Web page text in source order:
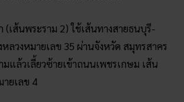
ง ใช้เส้นทางสายเพชรเกษม ทางหลวง
ผ่านพุทธมณฑล นครปฐม ราชบุรี เพชรบุรี
น bypass ชะอํา – ปราณบุรี รวมระยะทาง
กิโลเมตร ใช้เวลาเดินทางประมาณ 3